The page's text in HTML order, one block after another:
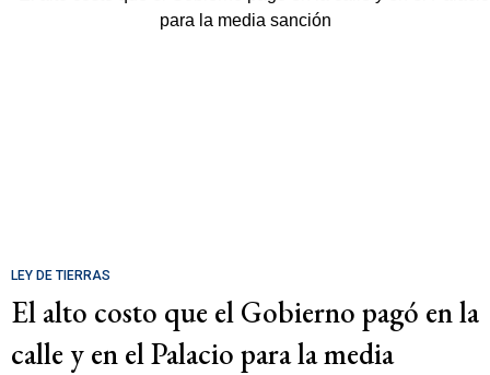
LEY DE TIERRAS
El alto costo que el Gobierno pagó en la
calle y en el Palacio para la media